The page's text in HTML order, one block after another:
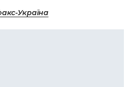
Україна